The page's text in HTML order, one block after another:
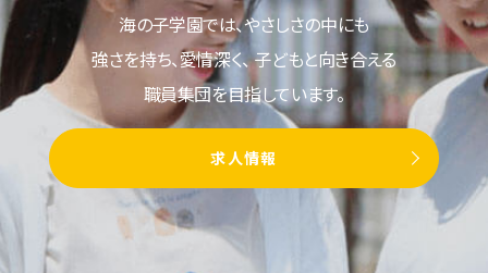
海の子学園では、やさしさの中にも
強さを持ち、愛情深く、子どもと向き合える
職員集団を目指しています。
求人情報